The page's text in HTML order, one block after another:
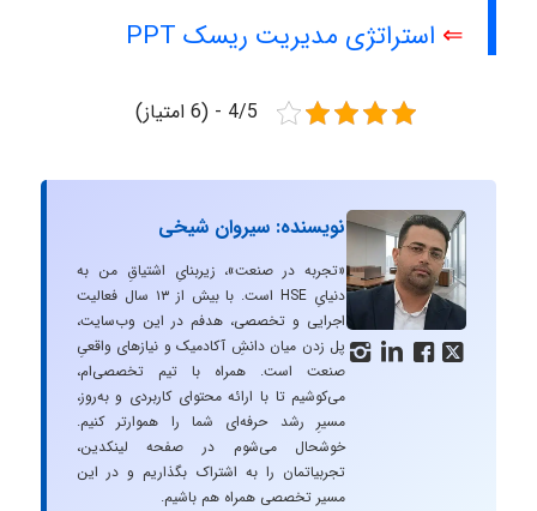
⇐ استراتژی مدیریت ریسک PPT
4/5 - (6 امتیاز)
   
نویسنده: سیروان شیخی
«تجربه در صنعت»، زیربنایِ اشتیاقِ من به
دنیایِ HSE است. با بیش از ۱۳ سال فعالیت
اجرایی و تخصصی، هدفم در این وب‌سایت،
پل زدن میان دانشِ آکادمیک و نیازهای واقعیِ
صنعت است. همراه با تیم تخصصی‌ام،
می‌کوشیم تا با ارائه محتوای کاربردی و به‌روز،
مسیرِ رشد حرفه‌ای شما را هموارتر کنیم.
خوشحال می‌شوم در صفحه لینکدین،
تجربیاتمان را به اشتراک بگذاریم و در این
مسیر تخصصی همراه هم باشیم.